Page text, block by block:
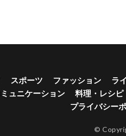
スポーツ ファッション ラ
ュニケーション 料理・レシピ
プライバシー
©